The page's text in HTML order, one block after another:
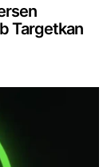
Targetkan